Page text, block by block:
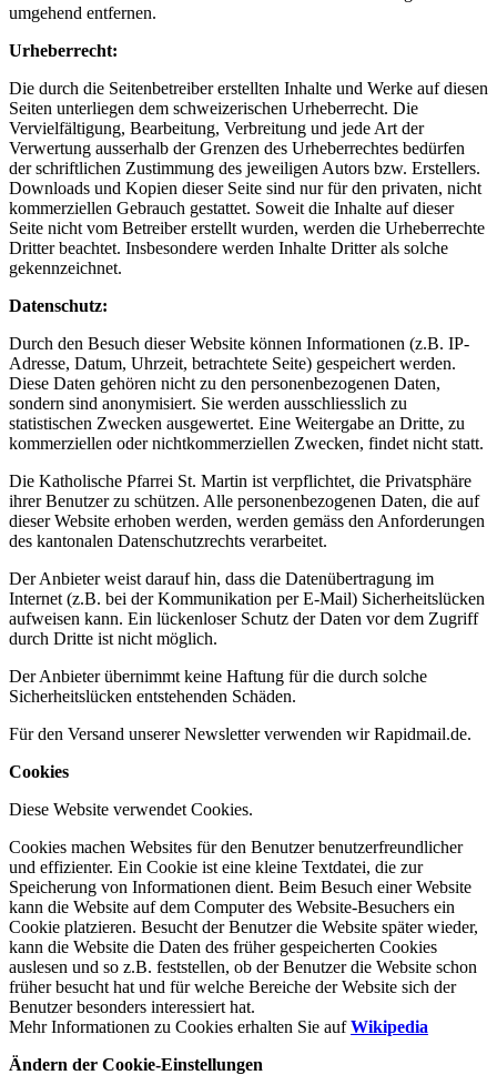
umgehend entfernen.
Urheberrecht:
Die durch die Seitenbetreiber erstellten Inhalte und Werke auf diesen
Seiten unterliegen dem schweizerischen Urheberrecht. Die
Vervielfältigung, Bearbeitung, Verbreitung und jede Art der
Verwertung ausserhalb der Grenzen des Urheberrechtes bedürfen
der schriftlichen Zustimmung des jeweiligen Autors bzw. Erstellers.
Downloads und Kopien dieser Seite sind nur für den privaten, nicht
kommerziellen Gebrauch gestattet. Soweit die Inhalte auf dieser
Seite nicht vom Betreiber erstellt wurden, werden die Urheberrechte
Dritter beachtet. Insbesondere werden Inhalte Dritter als solche
gekennzeichnet.
Datenschutz:
Durch den Besuch dieser Website können Informationen (z.B. IP-
Adresse, Datum, Uhrzeit, betrachtete Seite) gespeichert werden.
Diese Daten gehören nicht zu den personenbezogenen Daten,
sondern sind anonymisiert. Sie werden ausschliesslich zu
statistischen Zwecken ausgewertet. Eine Weitergabe an Dritte, zu
kommerziellen oder nichtkommerziellen Zwecken, findet nicht statt.
Die Katholische Pfarrei St. Martin ist verpflichtet, die Privatsphäre
ihrer Benutzer zu schützen. Alle personenbezogenen Daten, die auf
dieser Website erhoben werden, werden gemäss den Anforderungen
des kantonalen Datenschutzrechts verarbeitet.
Der Anbieter weist darauf hin, dass die Datenübertragung im
Internet (z.B. bei der Kommunikation per E-Mail) Sicherheitslücken
aufweisen kann. Ein lückenloser Schutz der Daten vor dem Zugriff
durch Dritte ist nicht möglich.
Der Anbieter übernimmt keine Haftung für die durch solche
Sicherheitslücken entstehenden Schäden.
Für den Versand unserer Newsletter verwenden wir Rapidmail.de.
Cookies
Diese Website verwendet Cookies.
Cookies machen Websites für den Benutzer benutzerfreundlicher
und effizienter. Ein Cookie ist eine kleine Textdatei, die zur
Speicherung von Informationen dient. Beim Besuch einer Website
kann die Website auf dem Computer des Website-Besuchers ein
Cookie platzieren. Besucht der Benutzer die Website später wieder,
kann die Website die Daten des früher gespeicherten Cookies
auslesen und so z.B. feststellen, ob der Benutzer die Website schon
früher besucht hat und für welche Bereiche der Website sich der
Benutzer besonders interessiert hat.
Mehr Informationen zu Cookies erhalten Sie aufWikipedia
Ändern der Cookie-Einstellungen